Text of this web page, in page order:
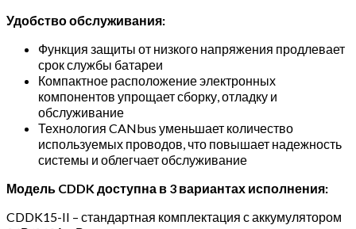
Удобство обслуживания:
Функция защиты от низкого напряжения продлевает
срок службы батареи
Компактное расположение электронных
компонентов упрощает сборку, отладку и
обслуживание
Технология CANbus уменьшает количество
используемых проводов, что повышает надежность
системы и облегчает обслуживание
Модель CDDK доступна в 3 вариантах исполнения:
CDDK15-II – стандартная комплектация с аккумулятором